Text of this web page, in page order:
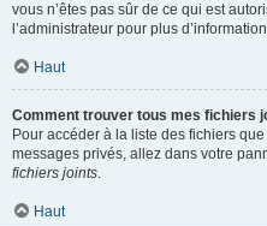
vous n’êtes pas sûr de ce qui est
l’administrateur pour plus
Haut
Comment trouver tous mes fichiers
Pour accéder à la liste des fichiers
messages privés, allez dans votre
fichiers joints.
Haut